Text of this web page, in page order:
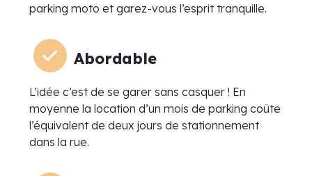
parking moto et garez-vous l’esprit tranquille.
Abordable
L’idée c’est de se garer sans casquer ! En
moyenne la location d’un mois de parking coûte
l’équivalent de deux jours de stationnement
dans la rue.